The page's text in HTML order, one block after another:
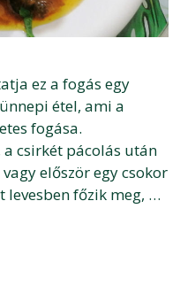
ez a fogás egy
étel, ami a
fogása.
csirkét pácolás után
először egy csokor
levesben főzik meg, …